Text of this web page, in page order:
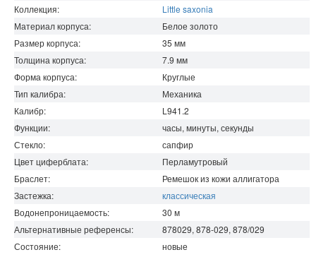
Коллекция:
Little saxonia
Материал корпуса:
Белое золото
Размер корпуса:
35 мм
Толщина корпуса:
7.9 мм
Форма корпуса:
Круглые
Тип калибра:
Механика
Калибр:
L941.2
Функции:
часы, минуты, секунды
Стекло:
сапфир
Цвет циферблата:
Перламутровый
Браслет:
Ремешок из кожи аллигатора
Застежка:
классическая
Водонепроницаемость: 30 м
Альтернативные референсы:
878029, 878-029, 878/029
Состояние:
новые